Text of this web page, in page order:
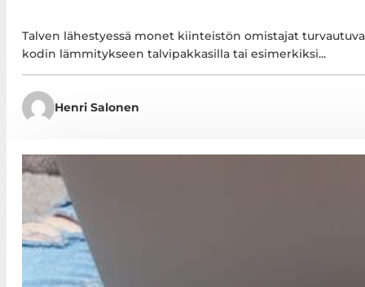
Talven lähestyessä monet kiinteistön omistajat
kodin lämmitykseen talvipakkasilla tai esimerkiksi...
Henri Salonen